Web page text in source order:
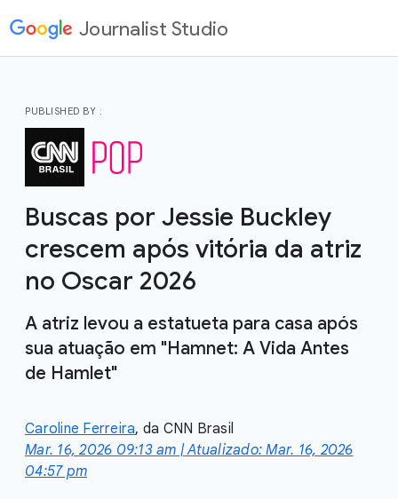
Journalist Studio
PUBLISHED BY :
Buscas por Jessie Buckley
crescem após vitória da atriz
no Oscar 2026
A atriz levou a estatueta para casa após
sua atuação em "Hamnet: A Vida Antes
de Hamlet"
Caroline Ferreira, da CNN Brasil
Mar. 16, 2026 09:13 am | Atualizado: Mar. 16, 2026
04:57 pm